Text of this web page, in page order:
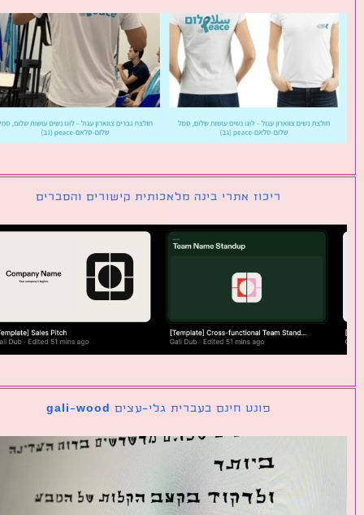
ריכוז אתרי בינה מלאכותית קישורים והסברים
פונט חינם בעברית גלי-עצים gali-wood